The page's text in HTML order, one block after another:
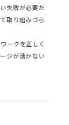
失敗が必要だ
取り組みづら
ークを正しく
ジが湧かない